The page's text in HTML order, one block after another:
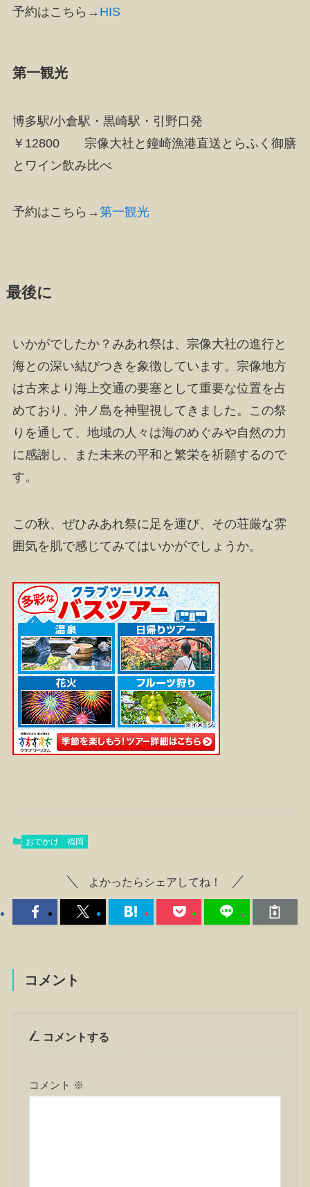
予約はこちら→ HIS
第一観光
博多駅/小倉駅・黒崎駅・引野口発
￥12800 宗像大社と鐘崎漁港直送とらふく御膳
とワイン飲み比べ
予約はこちら→第一観光
最後に
いかがでしたか？みあれ祭は、宗像大社の進行と
海との深い結びつきを象徴しています。宗像地方
は古来より海上交通の要塞として重要な位置を占
めており、沖ノ島を神聖視してきました。この祭
りを通して、地域の人々は海のめぐみや自然の力
に感謝し、また未来の平和と繁栄を祈願するので
す。
この秋、ぜひみあれ祭に足を運び、その荘厳な雰
囲気を肌で感じてみてはいかがでしょうか。
おでかけ 福岡
よかったらシェアしてね！
コメント
コメントする
コメント ※